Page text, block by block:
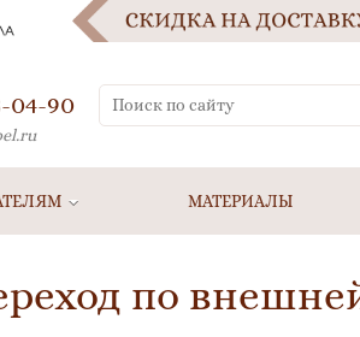
04-90
МАТЕРИАЛЫ
по